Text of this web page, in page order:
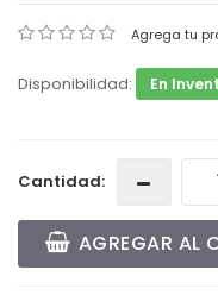
Agrega tu
Disponibilidad: En
Cantidad:
AGREGAR AL